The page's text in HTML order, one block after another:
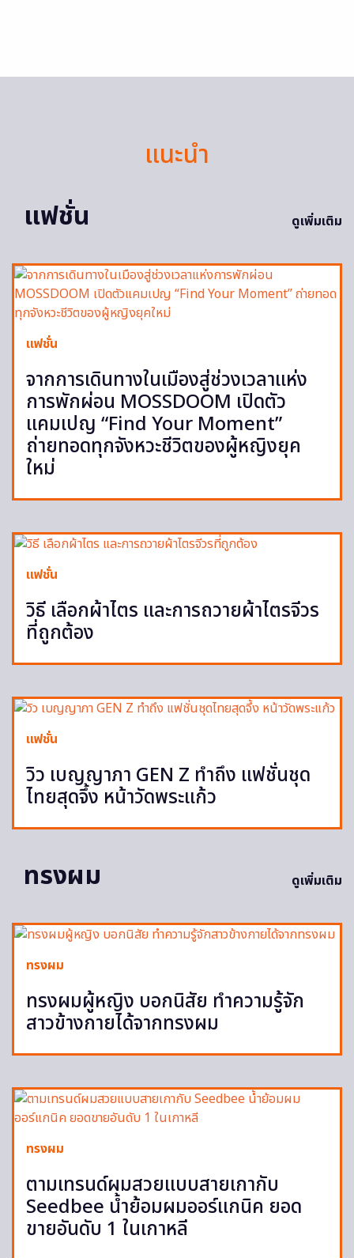
แนะนำ
แฟชั่น
ดูเพิ่มเติม
แฟชั่น
จากการเดินทางในเมืองสู่ช่วงเวลาแห่ง
การพักผ่อน MOSSDOOM เปิดตัว
แคมเปญ “Find Your Moment”
ถ่ายทอดทุกจังหวะชีวิตของผู้หญิงยุค
ใหม่
แฟชั่น
วิธี เลือกผ้าไตร และการถวายผ้าไตรจีวร
ที่ถูกต้อง
แฟชั่น
วิว เบญญาภา GEN Z ทำถึง แฟชั่นชุด
ไทยสุดจึ้ง หน้าวัดพระแก้ว
ทรงผม ดูเพิ่มเติม
ทรงผม
ทรงผมผู้หญิง บอกนิสัย ทำความรู้จัก
สาวข้างกายได้จากทรงผม
ทรงผม
ตามเทรนด์ผมสวยแบบสายเกากับ
Seedbee น้ำย้อมผมออร์แกนิค ยอด
ขายอันดับ 1 ในเกาหลี